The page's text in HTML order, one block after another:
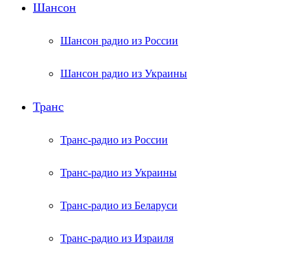
Шансон
Шансон радио из России
Шансон радио из Украины
Транс
Транс-радио из России
Транс-радио из Украины
Транс-радио из Беларуси
Транс-радио из Израиля